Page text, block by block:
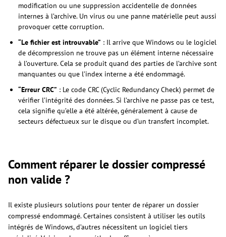
modification ou une suppression accidentelle de données
internes à l’archive. Un virus ou une panne matérielle peut aussi
provoquer cette corruption.
“Le fichier est introuvable” : Il arrive que Windows ou le logiciel
de décompression ne trouve pas un élément interne nécessaire
à l’ouverture. Cela se produit quand des parties de l’archive sont
manquantes ou que l’index interne a été endommagé.
“Erreur CRC” : Le code CRC (Cyclic Redundancy Check) permet de
vérifier l’intégrité des données. Si l’archive ne passe pas ce test,
cela signifie qu’elle a été altérée, généralement à cause de
secteurs défectueux sur le disque ou d’un transfert incomplet.
Comment réparer le dossier compressé
non valide ?
Il existe plusieurs solutions pour tenter de réparer un dossier
compressé endommagé. Certaines consistent à utiliser les outils
intégrés de Windows, d’autres nécessitent un logiciel tiers